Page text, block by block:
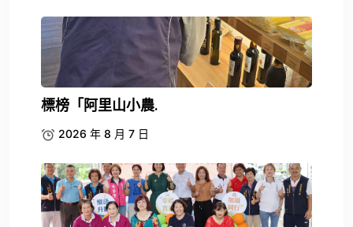
標榜「阿里山小農.
2026 年 8 月 7 日